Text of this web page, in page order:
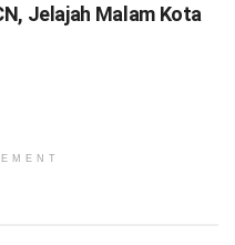
Jelajah Malam Kota